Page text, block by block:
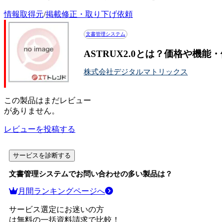
情報取得元/掲載修正・取り下げ依頼
文書管理システム
ASTRUX2.0とは？価格や機能
株式会社デジタルマトリックス
この製品はまだレビュー
がありません。
レビューを投稿する
サービスを診断する
文書管理システムでお問い合わせの多い製品は？
月間ランキングページへ
サービス選定にお迷いの方
は無料の一括資料請求で比較！